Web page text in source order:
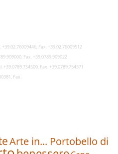
Fax. +39.02.76009512
Fax. +39.0789.909022
Fax. +39.0789.754371
Fax.
Arte in... Portobello di